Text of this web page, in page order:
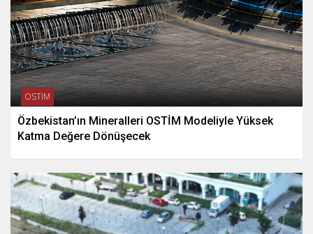
OSTİM
Özbekistan’ın Mineralleri OSTİM Modeliyle Yüksek
Katma Değere Dönüşecek